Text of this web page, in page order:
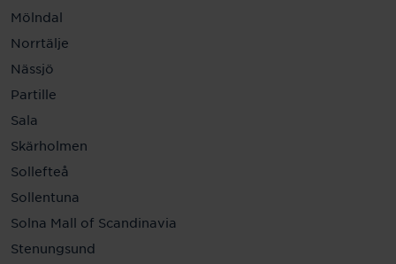
Mölndal
Norrtälje
Nässjö
Partille
Sala
Skärholmen
Sollefteå
Sollentuna
Solna Mall of Scandinavia
Stenungsund